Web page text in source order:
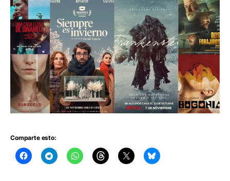
Comparte esto: